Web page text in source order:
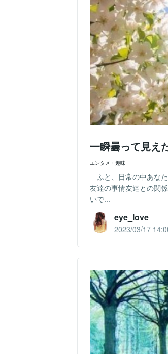
一瞬曇って見え
エンタメ・趣味
ふと、日常の中あな
友達の事情友達との関
いで...
eye_love
2023/03/17